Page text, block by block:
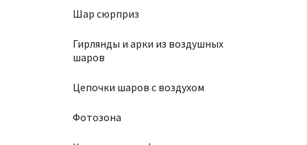
Шар сюрприз
Гирлянды и арки из воздушных
шаров
Цепочки шаров с воздухом
Фотозона